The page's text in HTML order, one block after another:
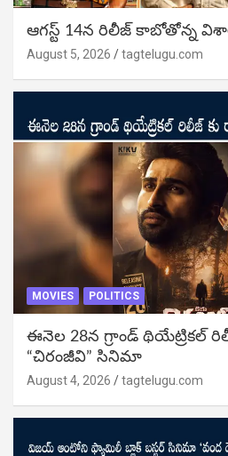
ఆగస్ట్ 14న రిలీజ్ కాబోతోన్న
August 5, 2026 tagtelugu.com
MOVIES POLITICS
ఈనెల 28న గ్రాండ్ థియేట్రికల్
“చిరంజీవి” సినిమా
August 4, 2026 tagtelugu.com